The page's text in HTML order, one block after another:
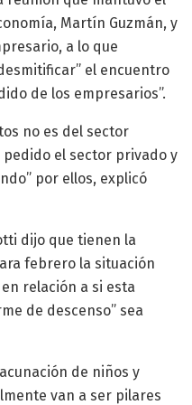
Martín Guzmán, y
a lo que
el encuentro
de los empresarios”.
no es del sector
pedido el sector privado y
por ellos, explicó
dijo que tienen la
febrero la situación
relación a si esta
de descenso” sea
de niños y
van a ser pilares